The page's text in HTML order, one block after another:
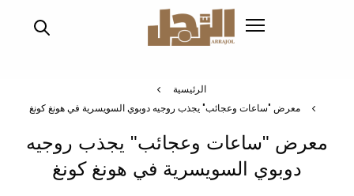
الرئيسية
معرض "ساعات وعجائب" يجذب روجيه دوبوي السويسرية في هونغ كونغ
معرض "ساعات وعجائب" يجذب روجيه
دوبوي السويسرية في هونغ كونغ